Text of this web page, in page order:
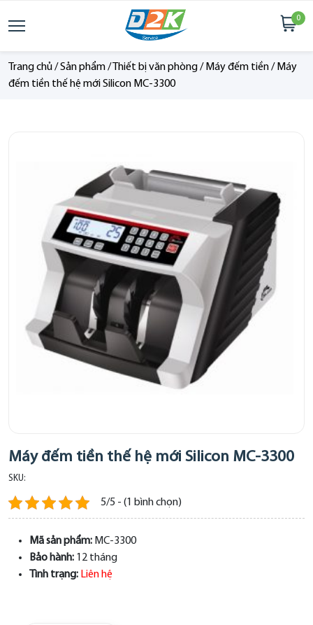
0
Trang chủ/Sản phẩm/ Thiết bị văn phòng/ Máy đếm tiền/ Máy
đếm tiền thế hệ mới Silicon MC-3300
Máy đếm tiền thế hệ mới Silicon MC-3300
SKU:
5/5 - (1 bình chọn)
Mã sản phẩm: MC-3300
Bảo hành: 12 tháng
Tình trạng: Liên hệ